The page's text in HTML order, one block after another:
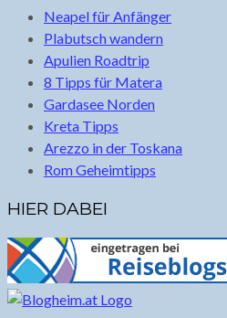
Neapel für Anfänger
Plabutsch wandern
Apulien Roadtrip
8 Tipps für Matera
Gardasee Norden
Kreta Tipps
Arezzo in der Toskana
Rom Geheimtipps
HIER DABEI